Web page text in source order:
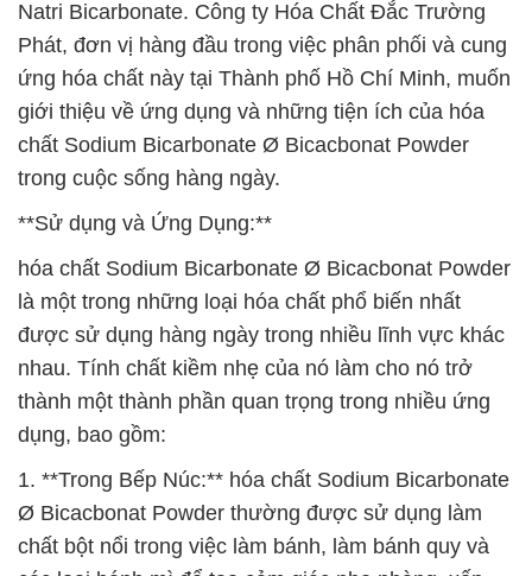
Natri Bicarbonate. Công ty Hóa Chất Đắc Trường
Phát, đơn vị hàng đầu trong việc phân phối và cung
ứng hóa chất này tại Thành phố Hồ Chí Minh, muốn
giới thiệu về ứng dụng và những tiện ích của hóa
chất Sodium Bicarbonate Ø Bicacbonat Powder
trong cuộc sống hàng ngày.
**Sử dụng và Ứng Dụng:**
hóa chất Sodium Bicarbonate Ø Bicacbonat Powder
là một trong những loại hóa chất phổ biến nhất
được sử dụng hàng ngày trong nhiều lĩnh vực khác
nhau. Tính chất kiềm nhẹ của nó làm cho nó trở
thành một thành phần quan trọng trong nhiều ứng
dụng, bao gồm:
1. **Trong Bếp Núc:** hóa chất Sodium Bicarbonate
Ø Bicacbonat Powder thường được sử dụng làm
chất bột nổi trong việc làm bánh, làm bánh quy và